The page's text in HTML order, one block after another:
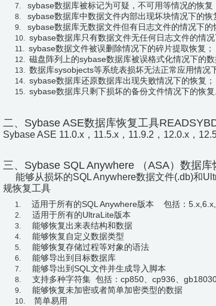
sybase数据库被标记为可疑，不可用等情况的恢复
sybase数据库中数据文件内部出现坏块情况下的恢
sybase数据库无数据文件但有日志文件的情况下的
sybase数据库只有数据文件无任何日志文件的情况
sybase数据文件被误删除情况下的碎片提取恢复；
磁盘阵列上的sybase数据库被误格式化情况下的数
数据库sysobjects等系统表损坏无法正常应用情况
sybase数据库还原数据库出现失败情况下的恢复；
sybase数据库只剩下损坏的备份文件情况下的恢复
二、Sybase ASE数据库恢复工具
Sybase ASE 11.0.x，11.5.x，11.9.2，12.0.x，
三、Sybase SQL Anywhere （ASA）数据库
能够从损坏的SQL Anywhere数据文件(.db)和
规恢复工具
适用于所有的SQL Anywhere版本 包括：
适用于所有的UltraLite版本
能够恢复出来表结构和数据
能够恢复自定义数据类型
能够恢复存储过程等对象的语法
能够导出到目标数据库
能够导出到SQL文件并生成导入脚本
支持多种字符集 包括：cp850、cp936、
能够恢复未加密或者简单加密类型的数据
简单易用